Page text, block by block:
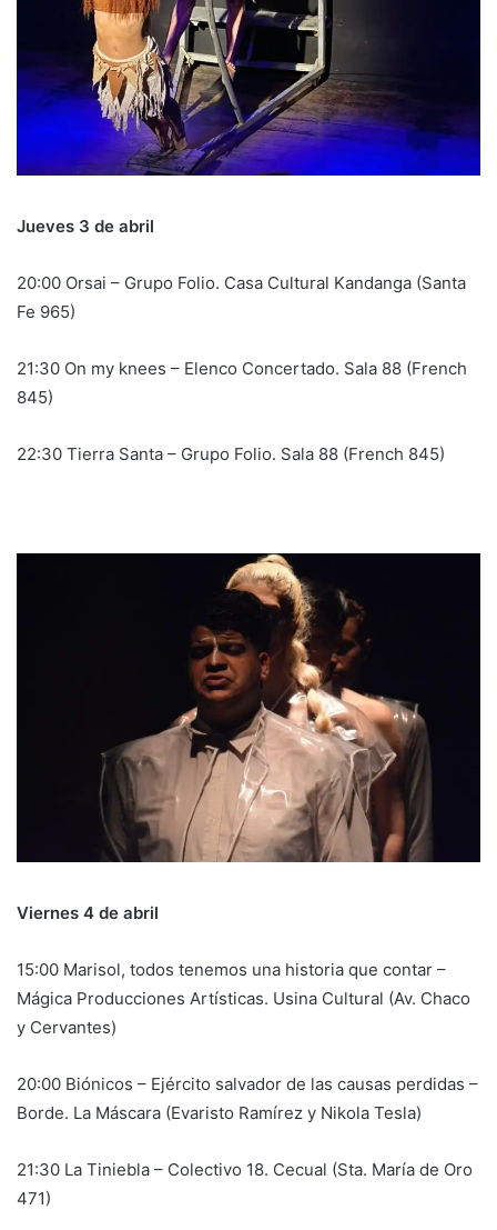
Jueves 3 de abril
20:00 Orsai – Grupo Folio. Casa Cultural Kandanga (Santa
Fe 965)
21:30 On my knees – Elenco Concertado. Sala 88 (French
845)
22:30 Tierra Santa – Grupo Folio. Sala 88 (French 845)
Viernes 4 de abril
15:00 Marisol, todos tenemos una historia que contar –
Mágica Producciones Artísticas. Usina Cultural (Av. Chaco
y Cervantes)
20:00 Biónicos – Ejército salvador de las causas perdidas –
Borde. La Máscara (Evaristo Ramírez y Nikola Tesla)
21:30 La Tiniebla – Colectivo 18. Cecual (Sta. María de Oro
471)